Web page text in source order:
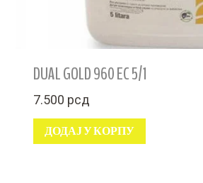
DUAL GOLD 960 EC 5/1
7.500 рсд
ДОДАЈ У КОРПУ